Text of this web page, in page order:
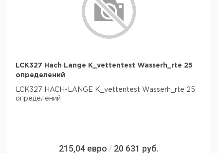
LCK327 Hach Lange K_vettentest Wasserh_rte 25
определений
LCK327 HACH-LANGE K_vettentest Wasserh_rte 25
определений
215,04 евро / 20 631 руб.